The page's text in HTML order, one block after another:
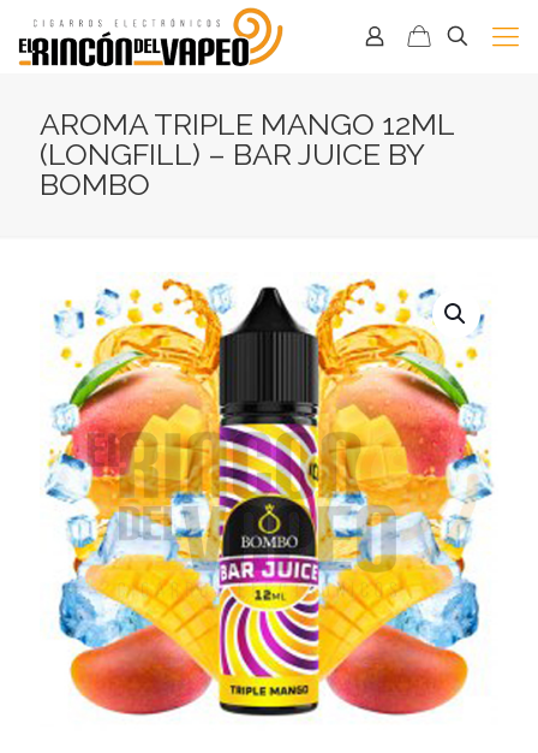
AROMA TRIPLE MANGO 12ML
(LONGFILL) – BAR JUICE BY
BOMBO